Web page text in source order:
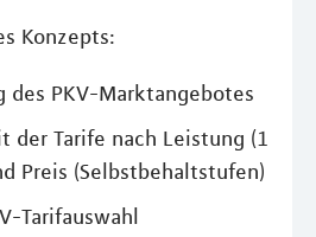
Konzepts:
des PKV-Marktangebotes
der Tarife nach Leistung (1
Preis (Selbstbehaltstufen)
Tarifauswahl